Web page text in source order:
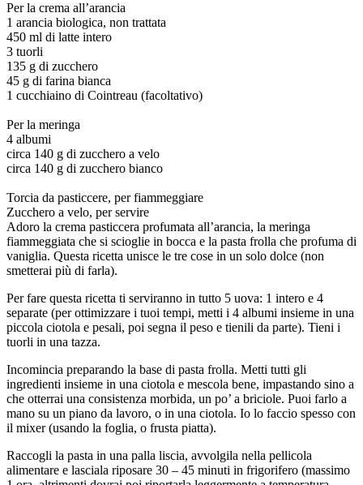
Per la crema all’arancia
1 arancia biologica, non trattata
450 ml di latte intero
3 tuorli
135 g di zucchero
45 g di farina bianca
1 cucchiaino di Cointreau (facoltativo)
Per la meringa
4 albumi
circa 140 g di zucchero a velo
circa 140 g di zucchero bianco
Torcia da pasticcere, per fiammeggiare
Zucchero a velo, per servire
Adoro la crema pasticcera profumata all’arancia, la meringa
fiammeggiata che si scioglie in bocca e la pasta frolla che profuma di
vaniglia. Questa ricetta unisce le tre cose in un solo dolce (non
smetterai più di farla).
Per fare questa ricetta ti serviranno in tutto 5 uova: 1 intero e 4
separate (per ottimizzare i tuoi tempi, metti i 4 albumi insieme in una
piccola ciotola e pesali, poi segna il peso e tienili da parte). Tieni i
tuorli in una tazza.
Incomincia preparando la base di pasta frolla. Metti tutti gli
ingredienti insieme in una ciotola e mescola bene, impastando sino a
che otterrai una consistenza morbida, un po’ a briciole. Puoi farlo a
mano su un piano da lavoro, o in una ciotola. Io lo faccio spesso con
il mixer (usando la foglia, o frusta piatta).
Raccogli la pasta in una palla liscia, avvolgila nella pellicola
alimentare e lasciala riposare 30 – 45 minuti in frigorifero (massimo